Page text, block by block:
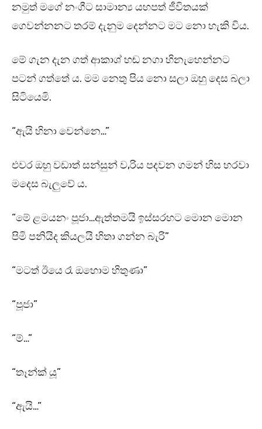
නමුත් මගේ නංගීට සාමාන්‍ය යහපත් ජීවිතයක්
ගෙවන්නනට තරම් දැනුම දෙන්නට මට නො හැකි විය.
මේ ගැන දැන ගත් ආකාශ් හඬ නගා හිනැහෙන්නට
පටන් ගත්තේ ය. මම නෙතු පිය නො සලා ඔහු දෙස බලා
සිටියෙමි.
“ඇයි හිනා වෙන්නෙ…”
එවර ඔහු වඩාත් සන්සුන් ව,රිය පදවන ගමන් හිස හරවා
මදෙස බැලුවේ ය.
“මේ ළමයනං පූජා…ඇත්තමයි ඉස්සරහට මොන මොන
පිමි පනියිද කියලයි හිතා ගන්න බැරි”
“මටත් ඊයෙ රෑ ඔහොම හිතුණා”
“පූජා”
“ම්…”
“තෑන්ක් යූ”
“ඇයි…”